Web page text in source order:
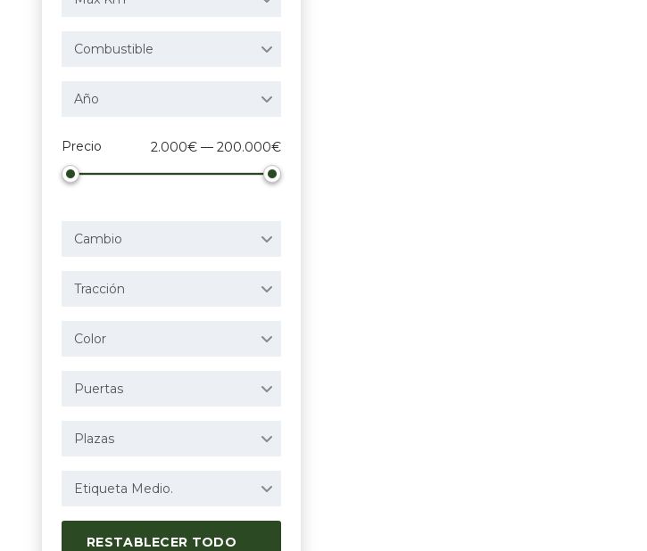
Combustible
Año
Precio 2.000€ — 200.000€
Cambio
Tracción
Color
Puertas
Plazas
Etiqueta Medio.
RESTABLECER TODO